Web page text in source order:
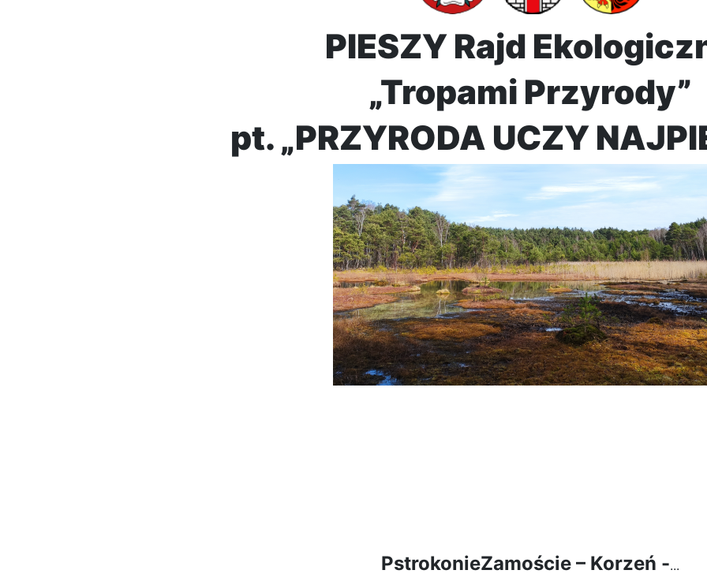
PIESZY Rajd
„Tropami Przyrody”
pt. „PRZYRODA UCZY
PstrokonieZamoście – Korzeń -...